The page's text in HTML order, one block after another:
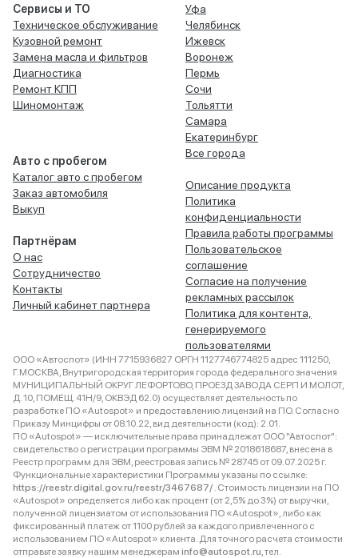
Сервисы и ТО
Техническое обслуживание
Кузовной ремонт
Замена масла и фильтров
Диагностика
Ремонт КПП
Шиномонтаж
Авто с пробегом
Каталог авто с пробегом
Заказ автомобиля
Выкуп
Партнёрам
О нас
Сотрудничество
Контакты
Личный кабинет партнера
Уфа
Челябинск
Ижевск
Воронеж
Пермь
Сочи
Тольятти
Самара
Екатеринбург
Все города
Описание продукта
Политика
конфиденциальности
Правила работы программы
Пользовательское
соглашение
Согласие на получение
рекламных рассылок
Политика для контента,
генерируемого
пользователями
ООО «Автоспот» (ИНН 7715936827 ОРГН 1127746774825 адрес 111250,
Г.МОСКВА, Внутригородская территория города федерального значения
МУНИЦИПАЛЬНЫЙ ОКРУГ ЛЕФОРТОВО, ПРОЕЗД ЗАВОДА СЕРП И МОЛОТ,
Д. 10, ПОМЕЩ. 41Н/9, ОКВЭД 62.0) осуществляет деятельность по
разработке ПО «Autospot» и предоставлению лицензий на ПО. Согласно
Приказу Минцифры от 08.10.22, вид деятельности (код): 2.01.
ПО «Autospot» — исключительные права принадлежат ООО "Автоспот":
свидетельство о регистрации программы ЭВМ № 2018618687, внесена в
Реестр программ для ЭВМ, реестровая запись № 28745 от 09.07.2025 г.
Функциональные характеристики Программы указаны по ссылке:
https://reestr.digital.gov.ru/reestr/3467687/ . Стоимость лицензии на ПО
«Autospot» определяется либо как процент (от 2,5% до 3%) от выручки,
полученной лицензиатом от использования ПО «Autospot», либо как
фиксированный платеж от 1100 рублей за каждого привлеченного с
использованием ПО «Autospot» клиента. Для точного расчета стоимости
отправьте заявку нашим менеджерам info@autospot.ru, тел.